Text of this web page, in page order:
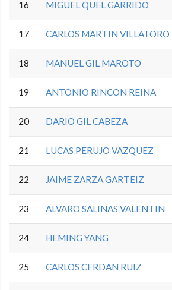
16 MIGUEL QUEL GARRIDO
17 CARLOS MARTIN VILLATORO
18 MANUEL GIL MAROTO
19 ANTONIO RINCON REINA
20 DARIO GIL CABEZA
21 LUCAS PERUJO VAZQUEZ
22 JAIME ZARZA GARTEIZ
23 ALVARO SALINAS VALENTIN
24 HEMING YANG
25 CARLOS CERDAN RUIZ